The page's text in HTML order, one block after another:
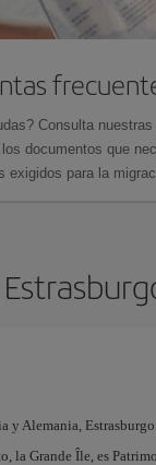
Consulta nuestras
documentos que
exigidos para la
y Alemania,
la Grande Île, es